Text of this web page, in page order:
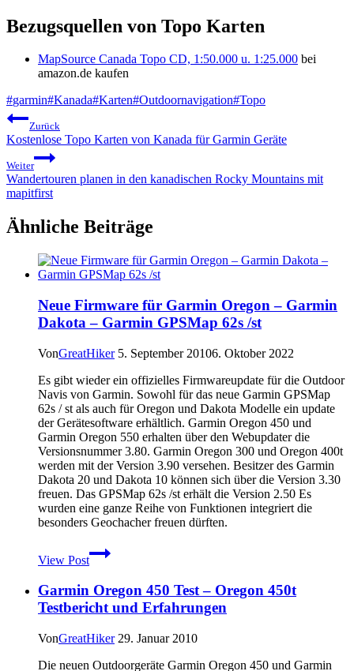
Bezugsquellen von Topo Karten
MapSource Canada Topo CD, 1:50.000 u. 1:25.000 bei
amazon.de kaufen
Schlagworte:
#garmin#Kanada#Karten#Outdoornavigation#Topo
Beitragsnavigation
Zurück
Kostenlose Topo Karten von Kanada für Garmin Geräte
Weiter
Wandertouren planen in den kanadischen Rocky Mountains mit
mapitfirst
Ähnliche Beiträge
Neue Firmware für Garmin Oregon – Garmin
Dakota – Garmin GPSMap 62s /st
VonGreatHiker 5. September 20106. Oktober 2022
Es gibt wieder ein offizielles Firmwareupdate für die Outdoor
Navis von Garmin. Sowohl für das neue Garmin GPSMap
62s / st als auch für Oregon und Dakota Modelle ein update
der Gerätesoftware erhältlich. Garmin Oregon 450 und
Garmin Oregon 550 erhalten über den Webupdater die
Versionsnummer 3.80. Garmin Oregon 300 und Oregon 400t
werden mit der Version 3.90 versehen. Besitzer des Garmin
Dakota 20 und Dakota 10 können sich über die Version 3.30
freuen. Das GPSMap 62s /st erhält die Version 2.50 Es
wurden eine ganze Reihe von Funktionen integriert die
besonders Geochacher freuen dürften.
View Post
Neue
Firmware
Garmin
Oregon
Garmin
Dakota
–
Garmin Oregon 450 Test – Oregon 450t
Testbericht und Erfahrungen
VonGreatHiker 29. Januar 2010
Die neuen Outdoorgeräte Garmin Oregon 450 und Garmin